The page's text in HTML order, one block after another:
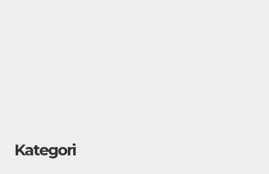
Kategori